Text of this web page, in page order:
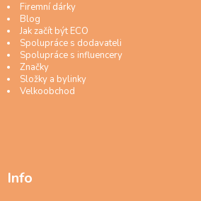
Firemní dárky
Blog
Jak začít být ECO
Spolupráce s dodavateli
Spolupráce s influencery
Značky
Složky a bylinky
Velkoobchod
Info